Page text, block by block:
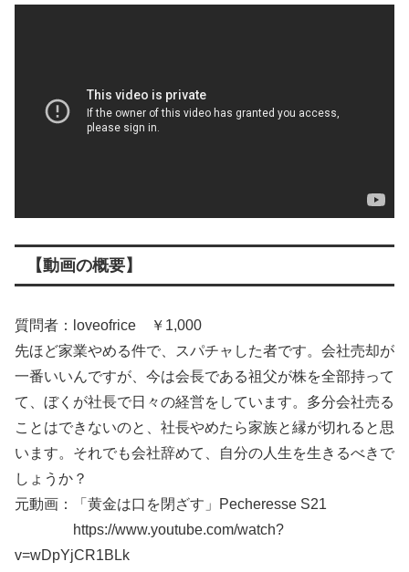
【動画の概要】
質問者：loveofrice ￥1,000
先ほど家業やめる件で、スパチャした者です。会社売却が
一番いいんですが、今は会長である祖父が株を全部持って
て、ぼくが社長で日々の経営をしています。多分会社売る
ことはできないのと、社長やめたら家族と縁が切れると思
います。それでも会社辞めて、自分の人生を生きるべきで
しょうか？
元動画：「黄金は口を閉ざす」Pecheresse S21
https://www.youtube.com/watch?
v=wDpYjCR1BLk